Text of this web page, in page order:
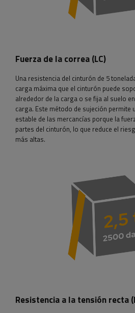
Fuerza de la correa (LC)
Una resistencia del cinturón de 5
carga máxima que el cinturón puede
alrededor de la carga o se fija al suelo
carga. Este método de sujeción permite
estable de las mercancías porque la
partes del cinturón, lo que reduce el
más altas.
Resistencia a la tensión recta